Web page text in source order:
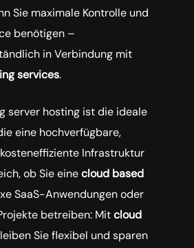
Sie maximale Kontrolle und
benötigen –
in Verbindung mit
services.
server hosting ist die ideale
eine hochverfügbare,
Infrastruktur
ob Sie einecloud based
SaaS-Anwendungen oder
betreiben: Mitcloud
Sie flexibel und sparen